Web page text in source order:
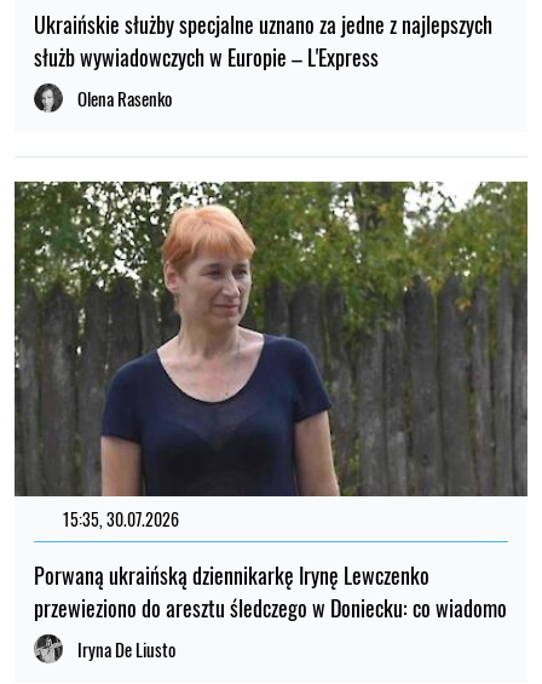
Ukraińskie służby specjalne uznano za jedne z najlepszych
służb wywiadowczych w Europie – L'Express
Olena Rasenko
15:35, 30.07.2026
Porwaną ukraińską dziennikarkę Irynę Lewczenko
przewieziono do aresztu śledczego w Doniecku: co wiadomo
Iryna De Liusto